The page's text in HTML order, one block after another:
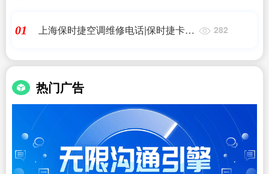
01
上海保时捷空调维修电话|保时捷卡宴
282
热门广告